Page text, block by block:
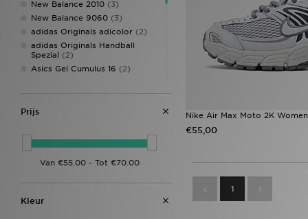
New Balance 2010 (3)
New Balance 9060 (3)
adidas Originals adicolor (2)
adidas Originals Handball
Spezial (2)
Asics Gel Cumulus 16 (2)
Nike Air Max 90(2)
Nike Air Max Moto 2K
Nike Vomero Plus(2)
PUMA Speedcat Ballet
Salomon XT-Whisper(2)
Asics Gel Cumulus
Prijs
Kleur
Nike Air Max Moto 2K
€55,00
1